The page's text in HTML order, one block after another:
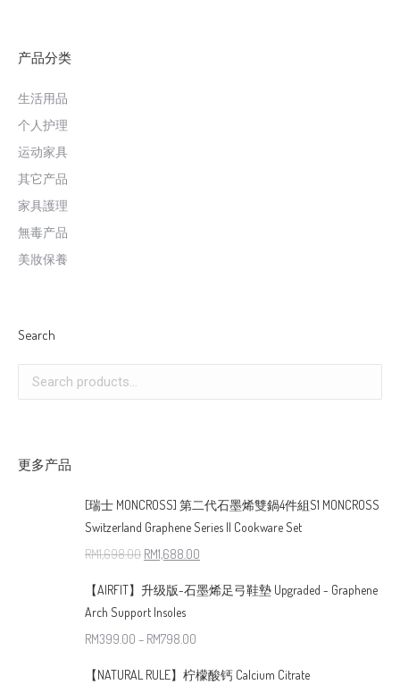
产品分类
生活用品
个人护理
运动家具
其它产品
家具護理
無毒产品
美妝保養
Search
更多产品
[瑞士 MONCROSS] 第二代石墨烯雙鍋4件組S1 MONCROSS
Switzerland Graphene Series II Cookware Set
RM1,698.00 RM1,688.00
【AIRFIT】升级版-石墨烯足弓鞋墊 Upgraded - Graphene
Arch Support Insoles
RM399.00 – RM798.00
【NATURAL RULE】柠檬酸钙 Calcium Citrate